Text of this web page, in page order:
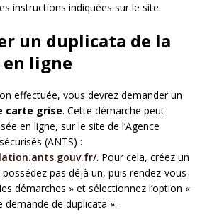
instructions indiquées sur le site.
un duplicata de la
ligne
effectuée, vous devrez demander un
carte grise. Cette démarche peut
en ligne, sur le site de l’Agence
(ANTS) :
. Pour cela, créez un
pas déjà un, puis rendez-vous
démarches » et sélectionnez l’option «
demande de duplicata ».